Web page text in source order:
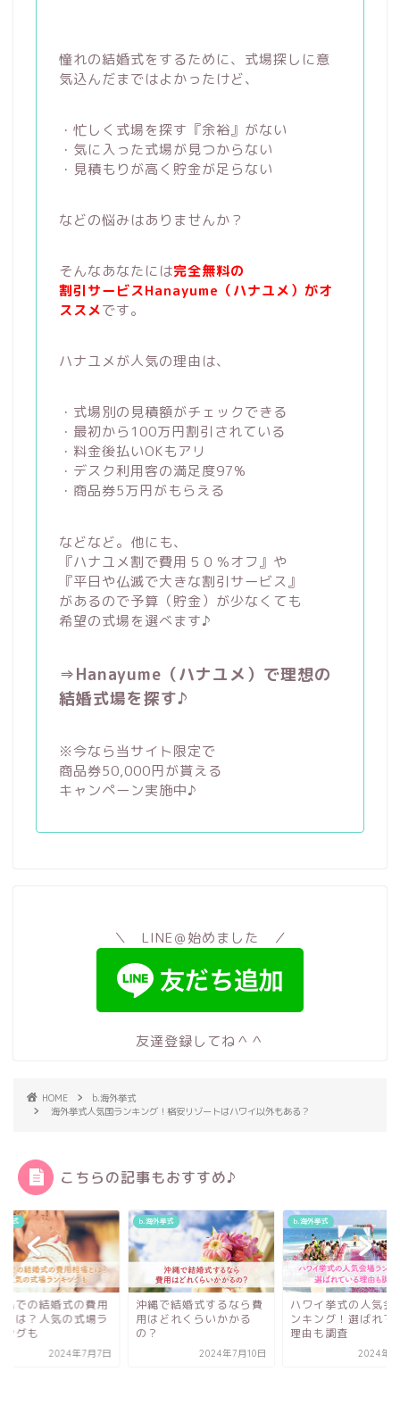
憧れの結婚式をするために、式場探しに意
気込んだまではよかったけど、
・忙しく式場を探す『余裕』がない
・気に入った式場が見つからない
・見積もりが高く貯金が足らない
などの悩みはありませんか？
そんなあなたには完全無料の
割引サービスHanayume（ハナユメ）がオ
ススメです。
ハナユメが人気の理由は、
・式場別の見積額がチェックできる
・最初から100万円割引されている
・料金後払いOKもアリ
・デスク利用客の満足度97%
・商品券5万円がもらえる
などなど。他にも、
『ハナユメ割で費用５０％オフ』や
『平日や仏滅で大きな割引サービス』
があるので予算（貯金）が少なくても
希望の式場を選べます♪
⇒Hanayume（ハナユメ）で理想の
結婚式場を探す♪
※今なら当サイト限定で
商品券50,000円が貰える
キャンペーン実施中♪
＼ LINE＠始めました ／
友達登録してね＾＾
HOME
b.海外挙式
海外挙式人気国ランキング！格安リゾートはハワイ以外もある？
こちらの記事もおすすめ♪
挙式
で結婚式するなら費
どれくらいかかる
2024年7月10日
b.海外挙式
ハワイ挙式の人気会場ラ
ンキング！選ばれている
理由も調査
2024年7月9日
b.海外挙式